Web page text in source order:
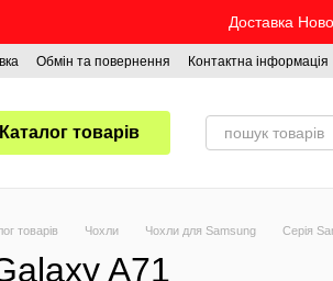
Доставка
Обмін та повернення Контактна інформація
Каталог товарів
товарів Чохли Чохли для Samsung Серія
A71